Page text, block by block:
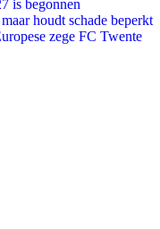
is begonnen
houdt schade beperkt
zege FC Twente